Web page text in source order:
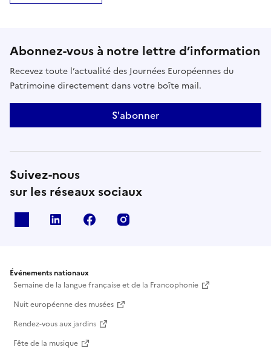
Abonnez-vous à notre lettre d’information
Recevez toute l’actualité des Journées Européennes du
Patrimoine directement dans votre boîte mail.
S'abonner
Suivez-nous
sur les réseaux sociaux
Linkedin Facebook
Événements nationaux
Semaine de la langue française et de la Francophonie
Nuit européenne des musées
Rendez-vous aux jardins
Fête de la musique